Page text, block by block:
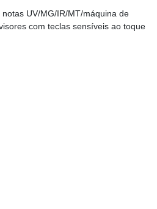
India currency multi currency
rupee sorter bill counters enjoys a
uses and now can be found in the